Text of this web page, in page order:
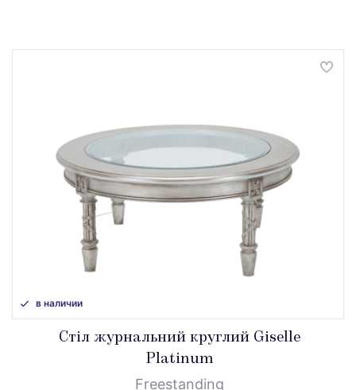
в наличии
Стіл журнальний круглий Giselle
Platinum
Freestanding